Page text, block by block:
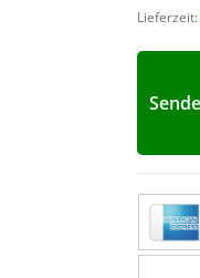
Lieferzeit: